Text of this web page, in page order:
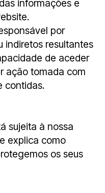
informações e
por
indiretos resultantes
de aceder
ação tomada com
contidas.
sujeita à nossa
explica como
os seus